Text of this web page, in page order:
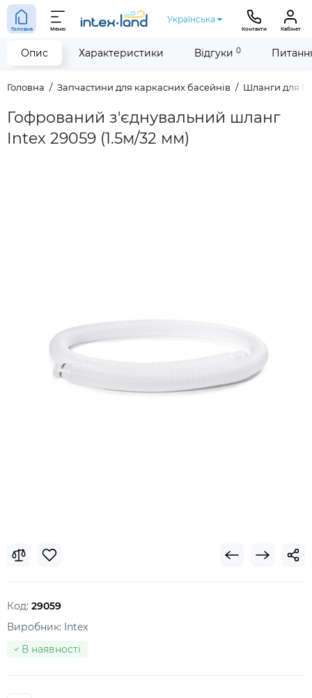
Головна Меню
Українська
Контакти Кабінет
Головна Запчастини для каркасних басейнів Шланги для
Гофрований з'єднувальний шланг
Intex 29059 (1.5м/32 мм)
Код: 29059
Виробник: Intex
В наявності
Опис Характеристики Відгуки 0